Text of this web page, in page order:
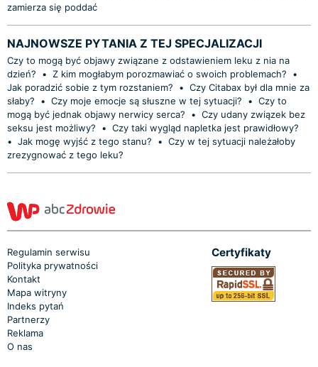
zamierza się poddać
NAJNOWSZE PYTANIA Z TEJ SPECJALIZACJI
Czy to mogą być objawy związane z odstawieniem leku z nia na
dzień?
• Z kim mogłabym porozmawiać o swoich problemach?
•
Jak poradzić sobie z tym rozstaniem?
• Czy Citabax był dla mnie za
słaby?
• Czy moje emocje są słuszne w tej sytuacji? • Czy to
mogą być jednak objawy nerwicy serca?
• Czy udany związek bez
seksu jest możliwy?
• Czy taki wygląd napletka jest prawidłowy?
• Jak mogę wyjść z tego stanu? • Czy w tej sytuacji należałoby
zrezygnować z tego leku?
Regulamin serwisu
Polityka prywatności
Kontakt
Mapa witryny
Indeks pytań
Partnerzy
Reklama
O nas
Certyfikaty